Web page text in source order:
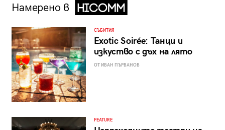
Намерено в
СЪБИТИЯ
Exotic Soirée: Танци и
изкуство с дъх на лято
ОТ ИВАН ПЪРВАНОВ
FEATURE